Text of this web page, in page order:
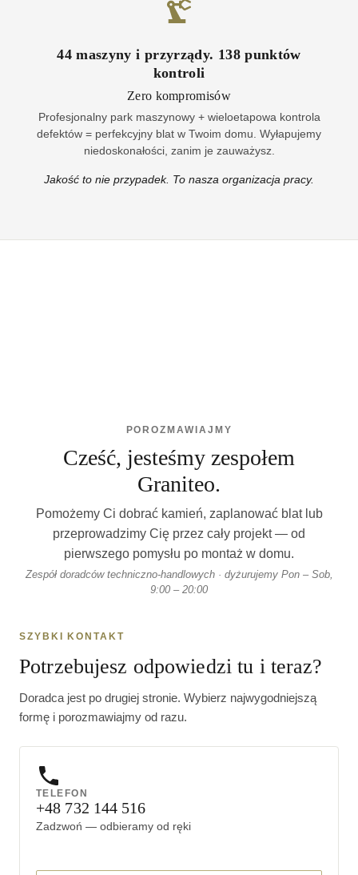
44 maszyny i przyrządy. 138punktów
kontroli
Zero kompromisów
Profesjonalny park maszynowy + wieloetapowa kontrola
defektów = perfekcyjny blat w Twoim domu. Wyłapujemy
niedoskonałości, zanim je zauważysz.
Jakość to nie przypadek. To nasza organizacja pracy.
POROZMAWIAJMY
Cześć, jesteśmy zespołem
Graniteo.
Pomożemy Ci dobrać kamień, zaplanować blat lub
przeprowadzimy Cię przez cały projekt — od
pierwszego pomysłu po montaż w domu.
Zespół doradców techniczno-handlowych · dyżurujemy Pon – Sob,
9:00 – 20:00
SZYBKI KONTAKT
Potrzebujesz odpowiedzi tu i teraz?
Doradca jest po drugiej stronie. Wybierz najwygodniejszą
formę i porozmawiajmy od razu.
TELEFON
+48 732 144 516
Zadzwoń — odbieramy od ręki